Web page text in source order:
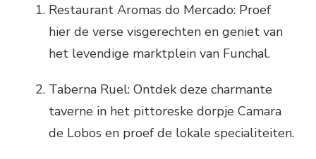
Restaurant Aromas do Mercado: Proef
hier de verse visgerechten en geniet van
het levendige marktplein van Funchal.
Taberna Ruel: Ontdek deze charmante
taverne in het pittoreske dorpje Camara
de Lobos en proef de lokale specialiteiten.